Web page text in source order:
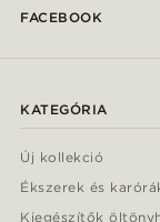
FACEBOOK
KATEGÓRIA
Új kollekció
Ékszerek és
Kiegészítők